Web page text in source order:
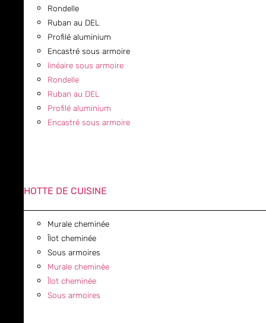
Rondelle
Ruban au DEL
Profilé aluminium
Encastré sous armoire
linéaire sous armoire
Rondelle
Ruban au DEL
Profilé aluminium
Encastré sous armoire
HOTTE DE CUISINE
Murale cheminée
Îlot cheminée
Sous armoires
Murale cheminée
Îlot cheminée
Sous armoires